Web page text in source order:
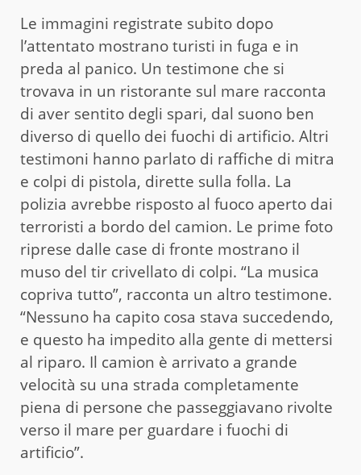
Le immagini registrate subito dopo
l’attentato mostrano turisti in fuga e in
preda al panico. Un testimone che si
trovava in un ristorante sul mare racconta
di aver sentito degli spari, dal suono ben
diverso di quello dei fuochi di artificio. Altri
testimoni hanno parlato di raffiche di mitra
e colpi di pistola, dirette sulla folla. La
polizia avrebbe risposto al fuoco aperto dai
terroristi a bordo del camion. Le prime foto
riprese dalle case di fronte mostrano il
muso del tir crivellato di colpi. “La musica
copriva tutto”, racconta un altro testimone.
“Nessuno ha capito cosa stava succedendo,
e questo ha impedito alla gente di mettersi
al riparo. Il camion è arrivato a grande
velocità su una strada completamente
piena di persone che passeggiavano rivolte
verso il mare per guardare i fuochi di
artificio”.